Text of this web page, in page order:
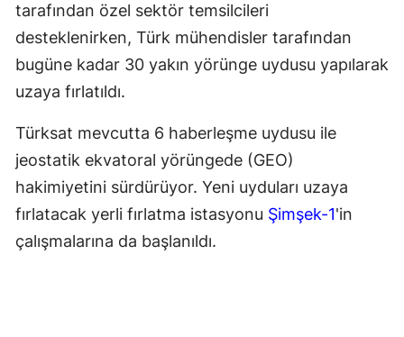
tarafından özel sektör temsilcileri
desteklenirken, Türk mühendisler tarafından
bugüne kadar 30 yakın yörünge uydusu yapılarak
uzaya fırlatıldı.
Türksat mevcutta 6 haberleşme uydusu ile
jeostatik ekvatoral yörüngede (GEO)
hakimiyetini sürdürüyor. Yeni uyduları uzaya
fırlatacak yerli fırlatma istasyonu Şimşek-1'in
çalışmalarına da başlanıldı.